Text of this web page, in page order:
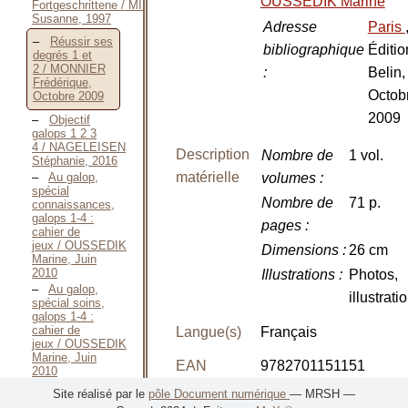
Fortgeschrittene / MIESNER
Susanne, 1997
Réussir ses
degrés 1 et
2 / MONNIER
Frédérique,
Octobre 2009
Objectif
galops 1 2 3
4 / NAGELEISEN
Stéphanie, 2016
Au galop,
spécial
connaissances,
galops 1-4 :
cahier de
jeux / OUSSEDIK
Marine, Juin
2010
Au galop,
spécial soins,
galops 1-4 :
cahier de
jeux / OUSSEDIK
Marine, Juin
2010
Au galop !
Cahier de jeux :
Adresse
bibliographique
:
Paris ,
Belin,
2009
Description
matérielle
Nombre de
volumes:
1 vol.
Nombre de
pages:
71 p.
Dimensions: 26 cm
Illustrations: Photos,
Langue(s) Français
EAN 9782701151151
Site réalisé par le pôle Document numérique — MRSH —